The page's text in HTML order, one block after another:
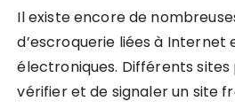
Il existe encore de
d’escroquerie liées à Internet
électroniques. Différents
vérifier et de signaler un site